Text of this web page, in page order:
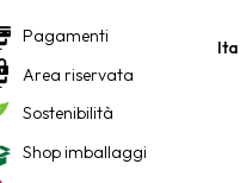
Pagamenti
Area riservata
Sostenibilità
Shop imballaggi